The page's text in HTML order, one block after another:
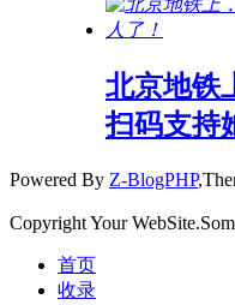
北京地铁
扫码支持
Powered By Z-BlogPHP
Copyright Your
首页
收录